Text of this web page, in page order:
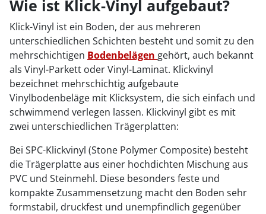
Wie ist Klick-Vinyl aufgebaut?
Klick-Vinyl ist ein Boden, der aus mehreren
unterschiedlichen Schichten besteht und somit zu den
mehrschichtigen Bodenbelägen gehört, auch bekannt
als Vinyl-Parkett oder Vinyl-Laminat. Klickvinyl
bezeichnet mehrschichtig aufgebaute
Vinylbodenbeläge mit Klicksystem, die sich einfach und
schwimmend verlegen lassen. Klickvinyl gibt es mit
zwei unterschiedlichen Trägerplatten:
Bei SPC-Klickvinyl (Stone Polymer Composite) besteht
die Trägerplatte aus einer hochdichten Mischung aus
PVC und Steinmehl. Diese besonders feste und
kompakte Zusammensetzung macht den Boden sehr
formstabil, druckfest und unempfindlich gegenüber